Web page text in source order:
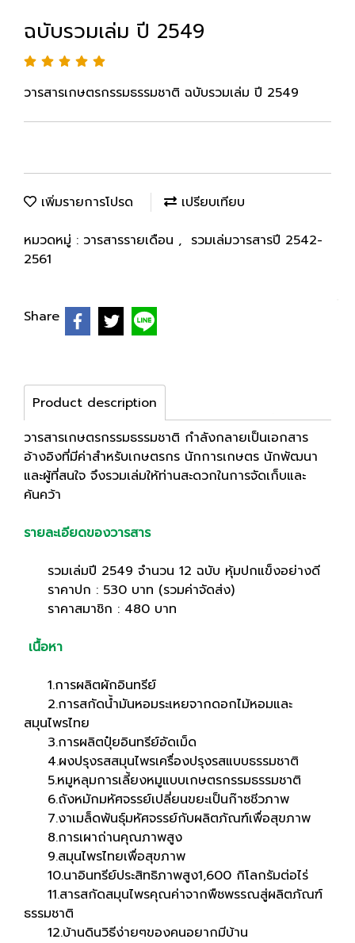
ฉบับรวมเล่ม ปี 2549
วารสารเกษตรกรรมธรรมชาติ ฉบับรวมเล่ม ปี 2549
เพิ่มรายการโปรด
เปรียบเทียบ
หมวดหมู่ : วารสารรายเดือน , รวมเล่มวารสารปี 2542-
2561
Share
Product description
วารสารเกษตรกรรมธรรมชาติ กำลังกลายเป็นเอกสาร
อ้างอิงที่มีค่าสำหรับเกษตรกร นักการเกษตร นักพัฒนา
และผู้ที่สนใจ จึงรวมเล่มให้ท่านสะดวกในการจัดเก็บและ
ค้นคว้า
รายละเอียดของวารสาร
รวมเล่มปี 2549 จำนวน 12 ฉบับ หุ้มปกแข็งอย่างดี
ราคาปก : 530 บาท (รวมค่าจัดส่ง)
ราคาสมาชิก : 480 บาท
เนื้อหา
1.การผลิตผักอินทรีย์
2.การสกัดน้ำมันหอมระเหยจากดอกไม้หอมและ
สมุนไพรไทย
3.การผลิตปุ๋ยอินทรีย์อัดเม็ด
4.ผงปรุงรสสมุนไพรเครื่องปรุงรสแบบธรรมชาติ
5.หมูหลุมการเลี้ยงหมูแบบเกษตรกรรมธรรมชาติ
6.ถังหมักมหัศจรรย์เปลี่ยนขยะเป็นก๊าซชีวภาพ
7.งาเมล็ดพันธุ์มหัศจรรย์กับผลิตภัณฑ์เพื่อสุขภาพ
8.การเผาถ่านคุณภาพสูง
9.สมุนไพรไทยเพื่อสุขภาพ
10.นาอินทรีย์ประสิทธิภาพสูง1,600 กิโลกรัมต่อไร่
11.สารสกัดสมุนไพรคุณค่าจากพืชพรรณสู่ผลิตภัณฑ์
ธรรมชาติ
12.บ้านดินวิธีง่ายๆของคนอยากมีบ้าน